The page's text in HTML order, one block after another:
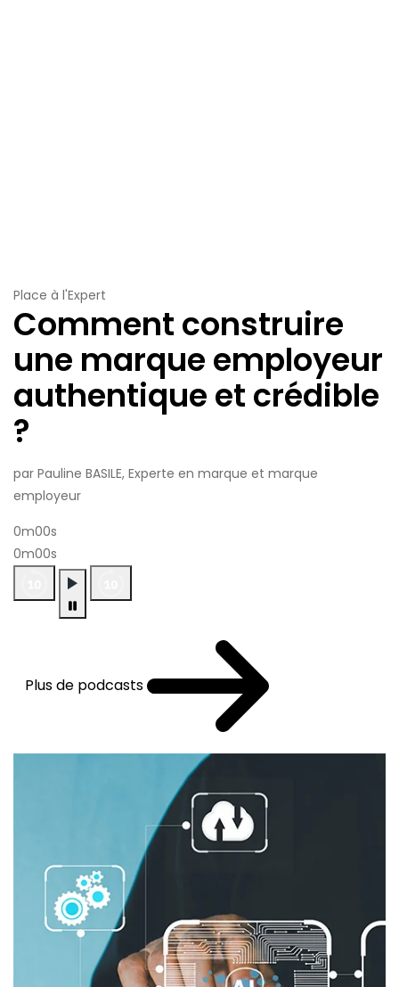
Place à l'Expert
Comment construire
une marque employeur
authentique et crédible
?
par Pauline BASILE, Experte en marque et marque
employeur
0m00s
0m00s
Plus de podcasts